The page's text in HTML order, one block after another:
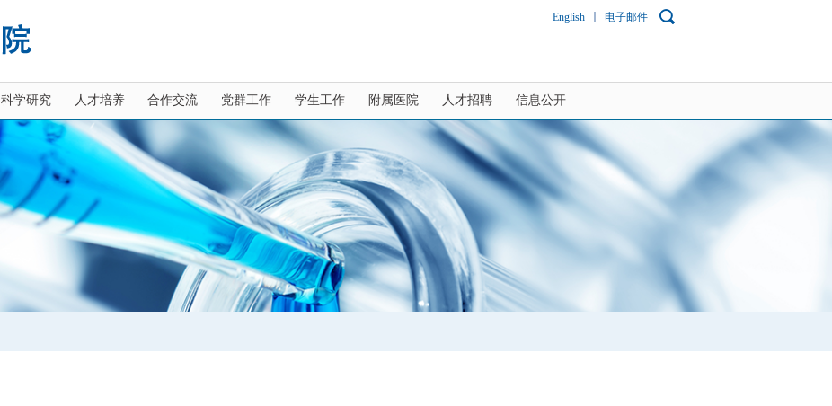
English 电子邮件
科学研究 人才培养 合作交流 党群工作 学生工作 附属医院 人才招聘 信息公开